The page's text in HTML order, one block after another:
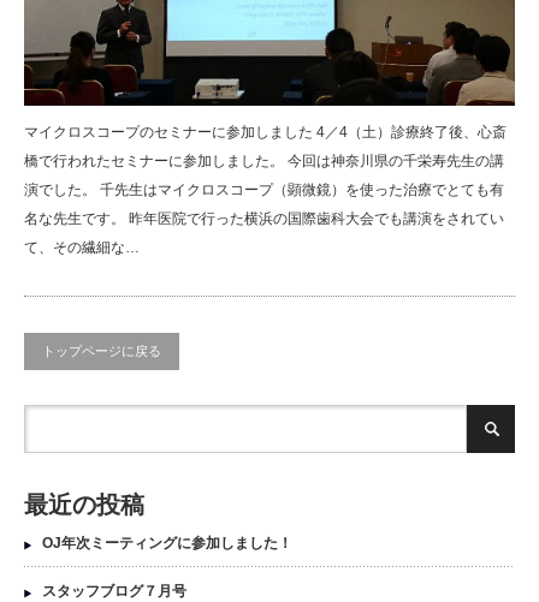
マイクロスコープのセミナーに参加しました 4／4（土）診療終了後、心斎
橋で行われたセミナーに参加しました。 今回は神奈川県の千栄寿先生の講
演でした。 千先生はマイクロスコープ（顕微鏡）を使った治療でとても有
名な先生です。 昨年医院で行った横浜の国際歯科大会でも講演をされてい
て、その繊細な…
トップページに戻る
最近の投稿
OJ年次ミーティングに参加しました！
スタッフブログ７月号